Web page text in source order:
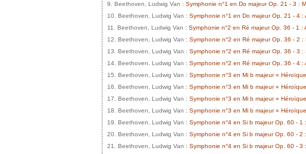
9. Beethoven, Ludwig Van : Symphonie n°1 en Do majeur Op. 21 - 3 :
10. Beethoven, Ludwig Van : Symphonie n°1 en Do majeur Op. 21 - 4 :
11. Beethoven, Ludwig Van : Symphonie n°2 en Ré majeur Op. 36 - 1 :
12. Beethoven, Ludwig Van : Symphonie n°2 en Ré majeur Op. 36 - 2 :
13. Beethoven, Ludwig Van : Symphonie n°2 en Ré majeur Op. 36 - 3 :
14. Beethoven, Ludwig Van : Symphonie n°2 en Ré majeur Op. 36 - 4 :
15. Beethoven, Ludwig Van : Symphonie n°3 en Mi b majeur «
16. Beethoven, Ludwig Van : Symphonie n°3 en Mi b majeur «
17. Beethoven, Ludwig Van : Symphonie n°3 en Mi b majeur «
18. Beethoven, Ludwig Van : Symphonie n°3 en Mi b majeur «
19. Beethoven, Ludwig Van : Symphonie n°4 en Si b majeur Op. 60 - 1
20. Beethoven, Ludwig Van : Symphonie n°4 en Si b majeur Op. 60 - 2
21. Beethoven, Ludwig Van : Symphonie n°4 en Si b majeur Op. 60 - 3